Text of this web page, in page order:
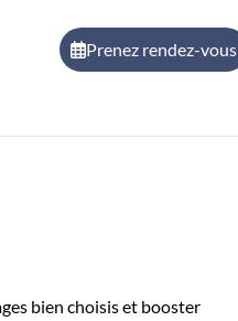
Prenez rendez-vous
bien choisis et booster